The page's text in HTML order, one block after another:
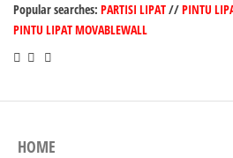
Popular searches: PARTISI LIPAT//PINTU
PINTU LIPAT MOVABLEWALL
HOME